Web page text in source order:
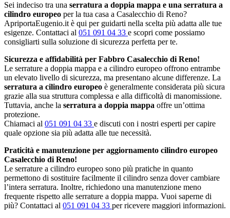
Sei indeciso tra una serratura a doppia mappa e una serratura a
cilindro europeo per la tua casa a Casalecchio di Reno?
ApriportaEugenio.it è qui per guidarti nella scelta più adatta alle tue
esigenze. Contattaci al 051 091 04 33 e scopri come possiamo
consigliarti sulla soluzione di sicurezza perfetta per te.
Sicurezza e affidabilità per Fabbro Casalecchio di Reno!
Le serrature a doppia mappa e a cilindro europeo offrono entrambe
un elevato livello di sicurezza, ma presentano alcune differenze. La
serratura a cilindro europeo è generalmente considerata più sicura
grazie alla sua struttura complessa e alla difficoltà di manomissione.
Tuttavia, anche la serratura a doppia mappa offre un’ottima
protezione.
Chiamaci al 051 091 04 33 e discuti con i nostri esperti per capire
quale opzione sia più adatta alle tue necessità.
Praticità e manutenzione per aggiornamento cilindro europeo
Casalecchio di Reno!
Le serrature a cilindro europeo sono più pratiche in quanto
permettono di sostituire facilmente il cilindro senza dover cambiare
l’intera serratura. Inoltre, richiedono una manutenzione meno
frequente rispetto alle serrature a doppia mappa. Vuoi saperne di
più? Contattaci al 051 091 04 33 per ricevere maggiori informazioni.